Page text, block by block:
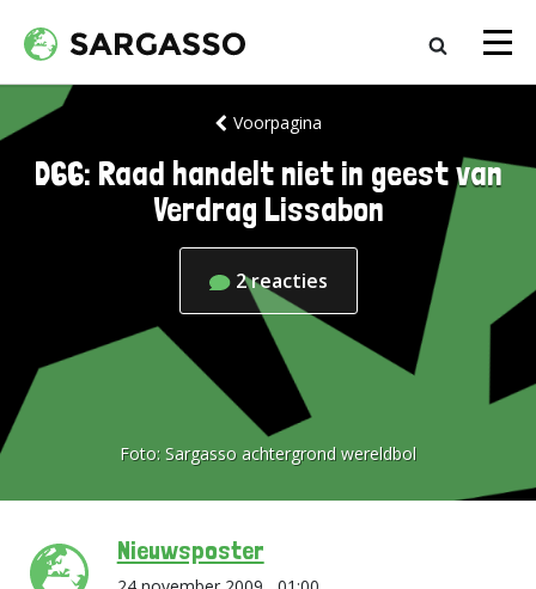
Voorpagina
D66: Raad handelt niet in geest van
Verdrag Lissabon
2reacties
Foto: Sargasso achtergrond wereldbol
Nieuwsposter